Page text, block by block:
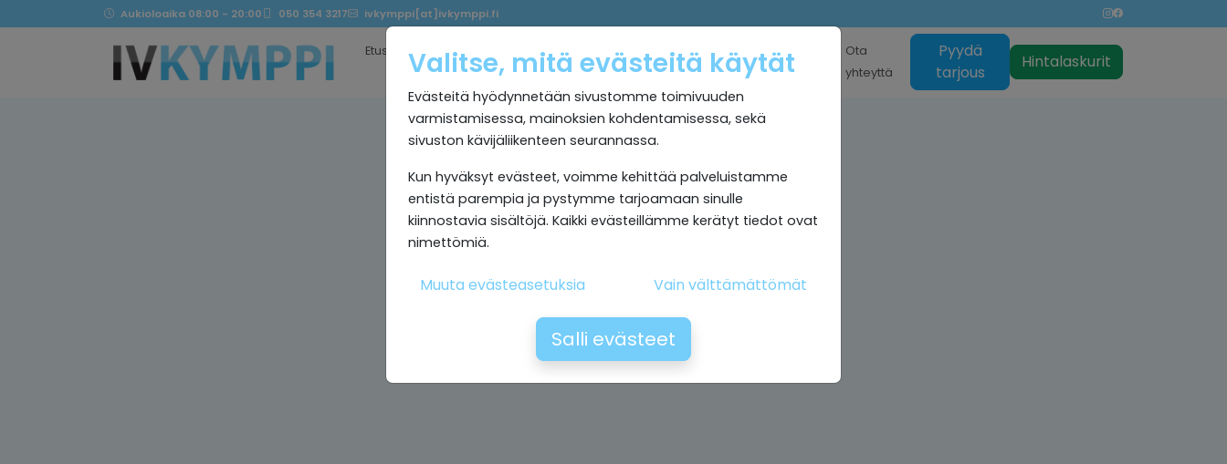
Aukioloaika 08:00 - 20:00 050 354 3217 ivkymppi[at]ivkymppi.fi
Etusivu Palvelumme
Ultrapuhdas
sisäilma
Kymppi
Kokemuksia Rekrytointi
Ota
yhteyttä
Pyydä
tarjous
Hintalaskurit
Valitse, mitä evästeitä käytät
Evästeitä hyödynnetään sivustomme toimivuuden
varmistamisessa, mainoksien kohdentamisessa, sekä
sivuston kävijäliikenteen seurannassa.
Kun hyväksyt evästeet, voimme kehittää palveluistamme
entistä parempia ja pystymme tarjoamaan sinulle
kiinnostavia sisältöjä. Kaikki evästeillämme kerätyt tiedot ovat
nimettömiä.
Muuta evästeasetuksia Vain välttämättömät
Salli evästeet